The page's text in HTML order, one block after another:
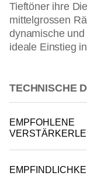
Tieftöner ihre
mittelgrossen
dynamische
ideale Einstieg
TECHNISCHE
EMPFOHLENE